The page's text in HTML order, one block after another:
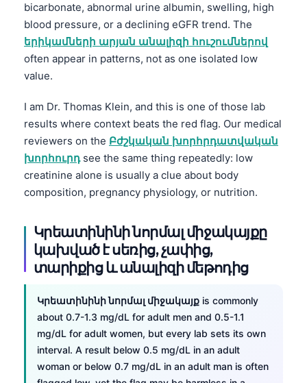
bicarbonate, abnormal urine albumin, swelling, high
blood pressure, or a declining eGFR trend. The
երիկամների արյան անալիզի հուշումներով
often appear in patterns, not as one isolated low
value.
I am Dr. Thomas Klein, and this is one of those lab
results where context beats the red flag. Our medical
reviewers on the Բժշկական խորհրդատվական
խորհուրդsee the same thing repeatedly: low
creatinine alone is usually a clue about body
composition, pregnancy physiology, or nutrition.
Կրեատինինի նորմալ միջակայքը
կախված է սեռից, չափից,
տարիքից և անալիզի մեթոդից
Կրեատինինի նորմալ միջակայք is commonly
about 0.7-1.3 mg/dL for adult men and 0.5-1.1
mg/dL for adult women, but every lab sets its own
interval. A result below 0.5 mg/dL in an adult
woman or below 0.7 mg/dL in an adult man is often